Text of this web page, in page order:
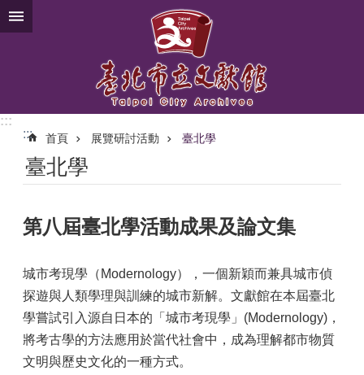
跳到主要內容區塊
:::
:::
首頁 展覽研討活動 臺北學
臺北學
第八屆臺北學活動成果及論文集
城市考現學（Modernology），一個新穎而兼具城市偵
探遊與人類學理與訓練的城市新解。文獻館在本屆臺北
學嘗試引入源自日本的「城市考現學」(Modernology)，
將考古學的方法應用於當代社會中，成為理解都市物質
文明與歷史文化的一種方式。